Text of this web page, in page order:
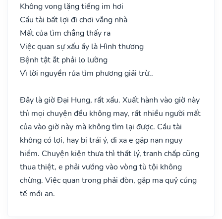
Không vong lặng tiếng im hơi
Cầu tài bất lợi đi chơi vắng nhà
Mất của tìm chẳng thấy ra
Việc quan sự xấu ấy là Hình thương
Bệnh tật ắt phải lo lường
Vì lời nguyền rủa tìm phương giải trừ..
Đây là giờ Đại Hung, rất xấu. Xuất hành vào giờ này
thì mọi chuyện đều không may, rất nhiều người mất
của vào giờ này mà không tìm lại được. Cầu tài
không có lợi, hay bị trái ý, đi xa e gặp nạn nguy
hiểm. Chuyện kiện thưa thì thất lý, tranh chấp cũng
thua thiệt, e phải vướng vào vòng tù tội không
chừng. Việc quan trọng phải đòn, gặp ma quỷ cúng
tế mới an.